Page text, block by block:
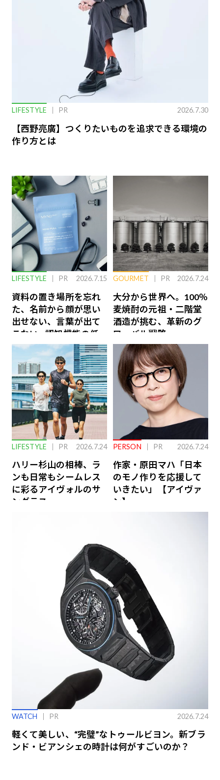
LIFESTYLE PR 2026.7.30
【西野亮廣】つくりたいものを追求できる環境の
作り方とは
LIFESTYLE PR 2026.7.15
資料の置き場所を忘れ
た、名前から顔が思い
出せない、言葉が出て
こない…認知機能の低
下を救う、脳のインナ
ーケアとは
GOURMET PR 2026.7.24
大分から世界へ。100％
麦焼酎の元祖・二階堂
酒造が挑む、革新のグ
ローバル戦略
LIFESTYLE PR 2026.7.24
ハリー杉山の相棒、ラ
ンも日常もシームレス
に彩るアイヴォルのサ
ングラス
PERSON PR 2026.7.24
作家・原田マハ「日本
のモノ作りを応援して
いきたい」【アイヴァ
ン】
WATCH PR 2026.7.24
軽くて美しい、“完璧”なトゥールビヨン。新ブラ
ンド・ビアンシェの時計は何がすごいのか？